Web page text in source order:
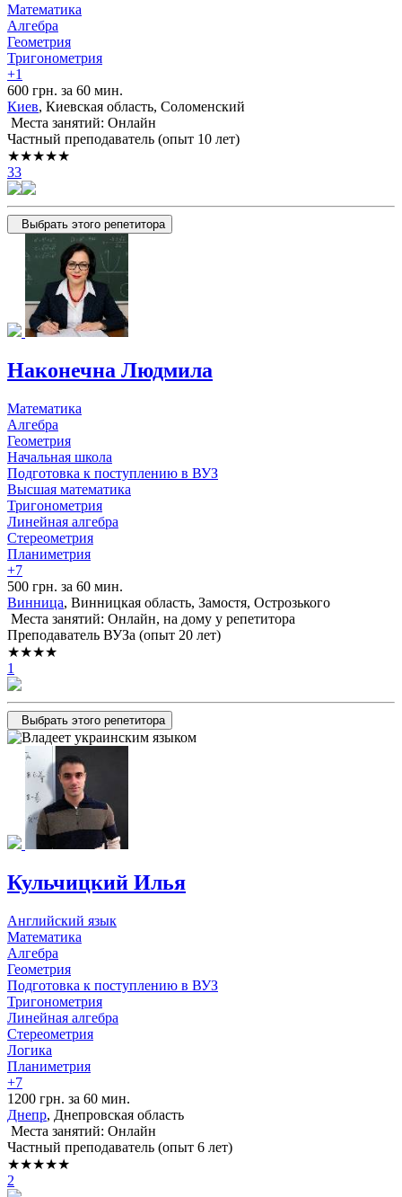
Математика
Алгебра
Геометрия
Тригонометрия
+1
600 грн. за 60 мин.
Киев, Киевская область, Соломенский
Места занятий: Онлайн
Частный преподаватель (опыт 10 лет)
★★★★★
33
Выбрать этого репетитора
Наконечна Людмила
Математика
Алгебра
Геометрия
Начальная школа
Подготовка к поступлению в ВУЗ
Высшая математика
Тригонометрия
Линейная алгебра
Стереометрия
Планиметрия
+7
500 грн. за 60 мин.
Винница, Винницкая область, Замостя, Острозького
Места занятий: Онлайн, на дому у репетитора
Преподаватель ВУЗа (опыт 20 лет)
★★★★
1
Выбрать этого репетитора
Кульчицкий Илья
Английский язык
Математика
Алгебра
Геометрия
Подготовка к поступлению в ВУЗ
Тригонометрия
Линейная алгебра
Стереометрия
Логика
Планиметрия
+7
1200 грн. за 60 мин.
Днепр, Днепровская область
Места занятий: Онлайн
Частный преподаватель (опыт 6 лет)
★★★★★
2